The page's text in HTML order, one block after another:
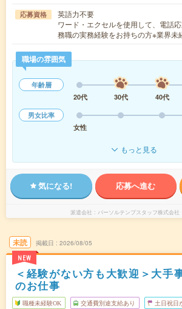
応募資格
英語力不要
ワード・エクセルを使用して、電話
務職の実務経験をお持ちの方※業界未
職場の雰囲気
年齢層
20代
30代 40代
男女比率
女性
もっと見る
気になる! 応募へ進む
派遣会社 パーソルテンプスタッフ株式会
未読
NEW
掲載日 2026/08/05
＜経験がない方も大歓迎＞大手
のお仕事
職種未経験OK 交通費別途支給あり 土日祝日